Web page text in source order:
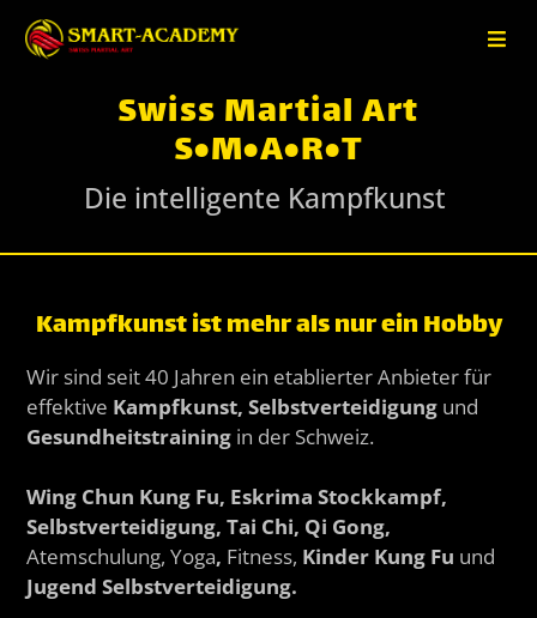
Swiss Martial Art
S•M•A•R•T
Die intelligente Kampfkunst
Kampfkunst ist mehr als nur ein Hobby
Wir sind seit 40 Jahren ein etablierter Anbieter für
effektive Kampfkunst, Selbstverteidigung und
Gesundheitstraining in der Schweiz.
Wing Chun Kung Fu, Eskrima Stockkampf,
Selbstverteidigung, Tai Chi, Qi Gong,
Atemschulung, Yoga, Fitness, Kinder Kung Fu und
Jugend Selbstverteidigung.